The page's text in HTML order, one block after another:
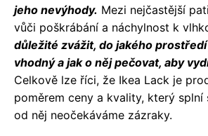
jeho nevýhody. Mezi nejčastější
vůči poškrábání a náchylnost k
důležité zvážit, do jakého
vhodný a jak o něj pečovat, aby
Celkově lze říci, že Ikea Lack je
poměrem ceny a kvality, který splní
od něj neočekáváme zázraky.